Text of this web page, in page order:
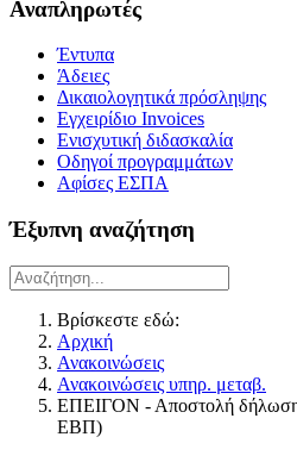
Αναπληρωτές
Έντυπα
Άδειες
Δικαιολογητικά πρόσληψης
Εγχειρίδιο Invoices
Ενισχυτική διδασκαλία
Οδηγοί προγραμμάτων
Αφίσες ΕΣΠΑ
Έξυπνη αναζήτηση
Βρίσκεστε εδώ:
Αρχική
Ανακοινώσεις
Ανακοινώσεις υπηρ. μεταβ.
ΕΠΕΙΓΟΝ - Αποστολή
ΕΒΠ)